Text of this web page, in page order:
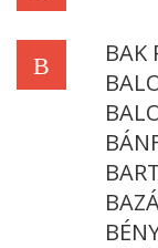
B
BAK